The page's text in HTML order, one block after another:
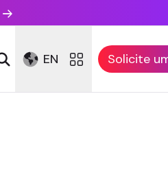
EN Solicite